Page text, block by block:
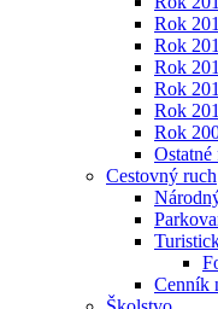
Rok
Rok
Rok
Rok
Rok
Rok
Cestovný ruch
Cenník